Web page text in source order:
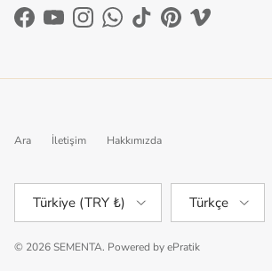
Facebook
YouTubeInstagramWhatsApp
TikTokPinterestVimeo
Ara İletişim Hakkımızda
Türkiye (TRY ₺) Türkçe
© 2026SEMENTA. Powered byePratik